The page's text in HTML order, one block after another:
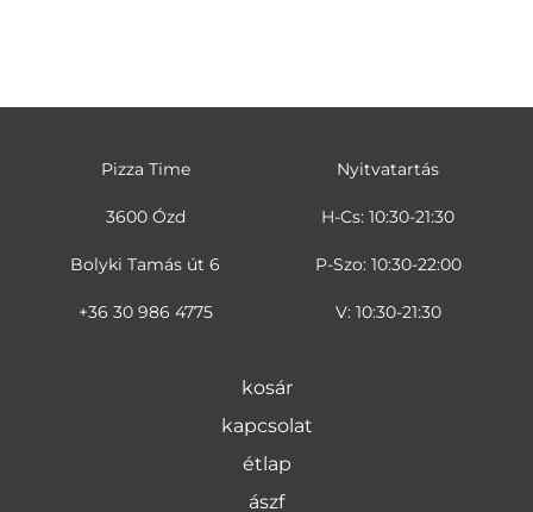
Pizza Time
3600 Ózd
Bolyki Tamás út 6
+36 30 986 4775
Nyitvatartás
H-Cs: 10:30-21:30
P-Szo: 10:30-22:00
V: 10:30-21:30
kosár
kapcsolat
étlap
ászf